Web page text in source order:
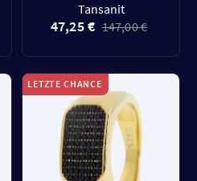
Tansanit
47,25 € 147,00 €
LETZTE CHANCE